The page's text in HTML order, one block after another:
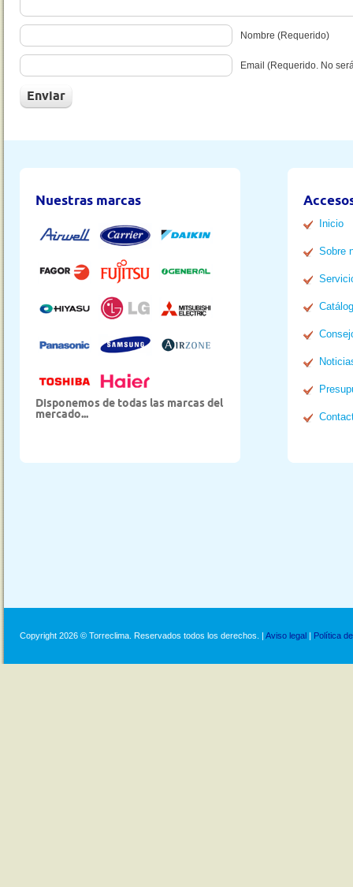
Nombre (Requerido)
Email (Requerido. No
Nuestras marcas
Disponemos de todas las marcas del
mercado...
Inicio
Sobre
Copyright 2026 © Torreclima. Reservados todos los derechos. | Aviso legal Política